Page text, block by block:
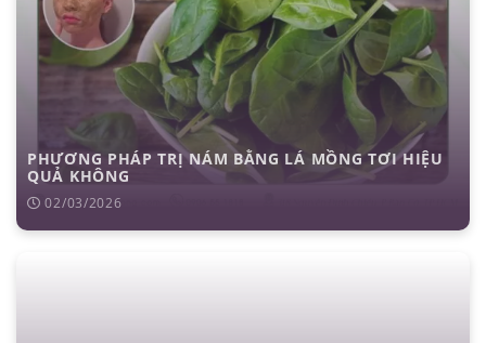
PHƯƠNG PHÁP TRỊ NÁM BẰNG LÁ MỒNG TƠI HIỆU
QUẢ KHÔNG
02/03/2026